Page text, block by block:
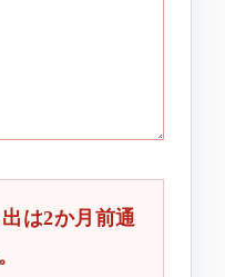
は2か月前通